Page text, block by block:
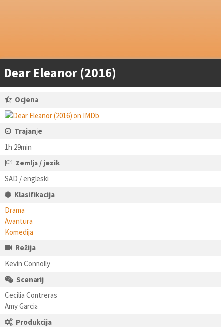
Dear Eleanor (2016)
Ocjena
Trajanje
1h 29min
Zemlja / jezik
SAD / engleski
Klasifikacija
Drama
Avantura
Komedija
Režija
Kevin Connolly
Scenarij
Cecilia Contreras
Amy Garcia
Produkcija